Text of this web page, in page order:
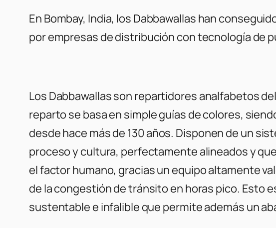
En Bombay, India, los Dabbawallas han
por empresas de distribución con tecnología de
Los Dabbawallas son repartidores analfabetos
reparto se basa en simple guías de colores,
desde hace más de 130 años. Disponen de un
proceso y cultura, perfectamente alineados y
el factor humano, gracias un equipo altamente
de la congestión de tránsito en horas pico. Esto
sustentable e infalible que permite además un